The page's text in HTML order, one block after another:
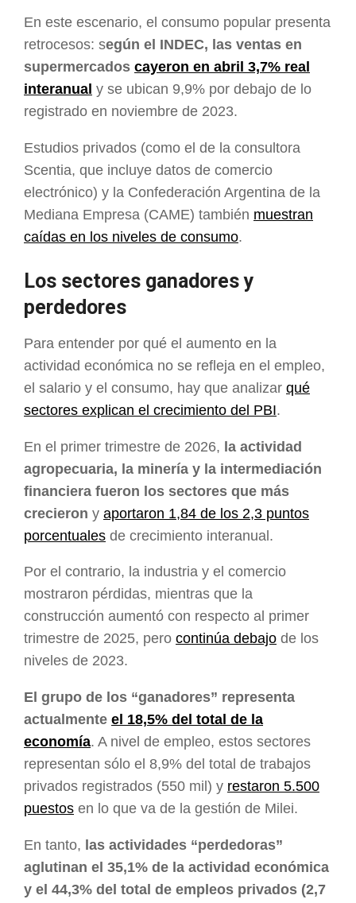
En este escenario, el consumo popular presenta
retrocesos: según el INDEC, las ventas en
supermercados cayeron en abril 3,7% real
interanual y se ubican 9,9% por debajo de lo
registrado en noviembre de 2023.
Estudios privados (como el de la consultora
Scentia, que incluye datos de comercio
electrónico) y la Confederación Argentina de la
Mediana Empresa (CAME) también muestran
caídas en los niveles de consumo.
Los sectores ganadores y
perdedores
Para entender por qué el aumento en la
actividad económica no se refleja en el empleo,
el salario y el consumo, hay que analizar qué
sectores explican el crecimiento del PBI.
En el primer trimestre de 2026, la actividad
agropecuaria, la minería y la intermediación
financiera fueron los sectores que más
crecieron y aportaron 1,84 de los 2,3 puntos
porcentuales de crecimiento interanual.
Por el contrario, la industria y el comercio
mostraron pérdidas, mientras que la
construcción aumentó con respecto al primer
trimestre de 2025, pero continúa debajo de los
niveles de 2023.
El grupo de los “ganadores” representa
actualmente el 18,5% del total de la
economía. A nivel de empleo, estos sectores
representan sólo el 8,9% del total de trabajos
privados registrados (550 mil) y restaron 5.500
puestos en lo que va de la gestión de Milei.
En tanto, las actividades “perdedoras”
aglutinan el 35,1% de la actividad económica
y el 44,3% del total de empleos privados (2,7